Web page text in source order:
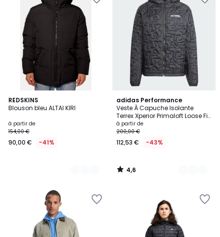
REDSKINS
Blouson bleu ALTAI KIRI
à partir de
154,00 €
90,00 € -41%
3
Couleurs
adidas Performance
Veste À Capuche Isolante
Terrex Xperior Primaloft Loose Fill
Veste À Capuche Isolante
Terrex Xperior Primaloft Loose Fill
à partir de
200,00 €
112,53 € -43%
4,6
/ 5
6
Couleurs
4,6
/